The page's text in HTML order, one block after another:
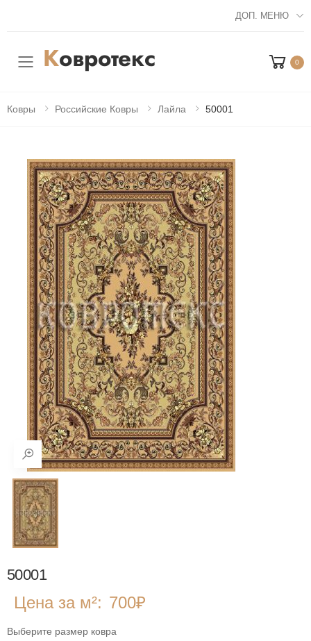
ДОП. МЕНЮ
Мобильное меню 0
Ковры Российские Ковры Лайла 50001
50001
Цена за м²: 700₽
Выберите размер ковра